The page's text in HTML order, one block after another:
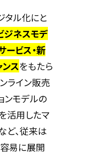
タル化にと
ジネスモデ
ービス・新
スをもたら
ンライン販売
ンモデルの
活用したマ
ど、従来は
易に展開